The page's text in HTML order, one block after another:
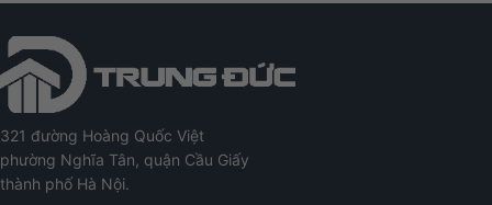
321 đường Hoàng Quốc Việt
phường Nghĩa Tân, quận Cầu Giấy
thành phố Hà Nội.